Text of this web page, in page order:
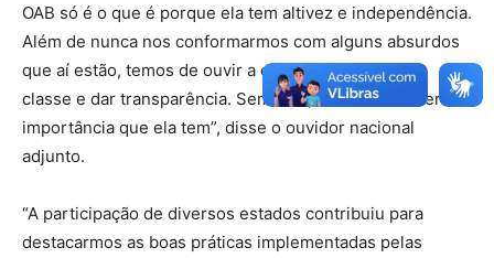
OAB só é o que é porque ela tem altivez e independência.
Além de nunca nos conformarmos com alguns absurdos
que aí estão, temos de ouvir a classe, dar atenção à
classe e dar transparência. Sem isso, a OAB nunca terá a
importância que ela tem”, disse o ouvidor nacional
adjunto.
“A participação de diversos estados contribuiu para
destacarmos as boas práticas implementadas pelas